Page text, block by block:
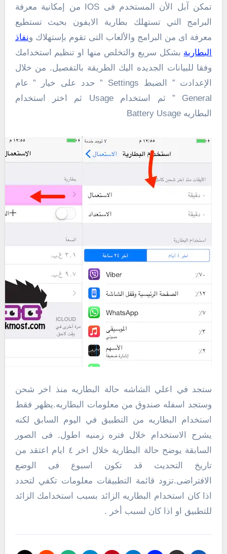
تمكن آبل الأن المستخدم فى IOS من إمكانية معرفة
البرامج التي تستهلك بطارية الايفون بحيث تستطيع
معرفة اى من البرامج والألعاب التى تقوم بإستهلاك ونفاذ
البطارية بشكل سريع والتخلص منها او تنظيم استخدامك
وفقا للبيانات الجديده اليك الطريقة بالتفصيل. من خلال
الإعدادت ” الضبط Settings ” حدد على خيار ” عام
General ” ثم استخدام Usage ثم اختر استخدام
البطاريه Battery Usage
ستجد في اعلي الشاشه حالة البطاريه منذ اخر شحن
وستجد اسفله صندوق من معلومات البطاريه.يظهر فقط
استخدام البطاريه من التطبيق في اليوم السابق لكنه
يشرح الاستخدام خلال فتره زمنيه اطول. فى الصور
السابقة يوضح حالة البطارية خلال اخر ٤ ايام اعتقد من
تاريخ التحديث قد تكون اسبوع فى الوضع
الافتراضى.تزود قائمة التطبيقات معلومات تكفي لتحدد
اذا كان استخدام البطاريه الزائد بسبب استخدامك الزائد
للتطبيق او اذا كان لسبب أخر .